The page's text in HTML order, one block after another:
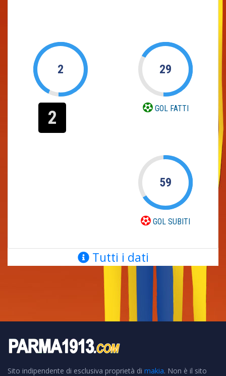
2
2
29
GOL FATTI
59
GOL SUBITI
Tutti i dati
Sito indipendente di esclusiva proprietà di makia. Non è il sito